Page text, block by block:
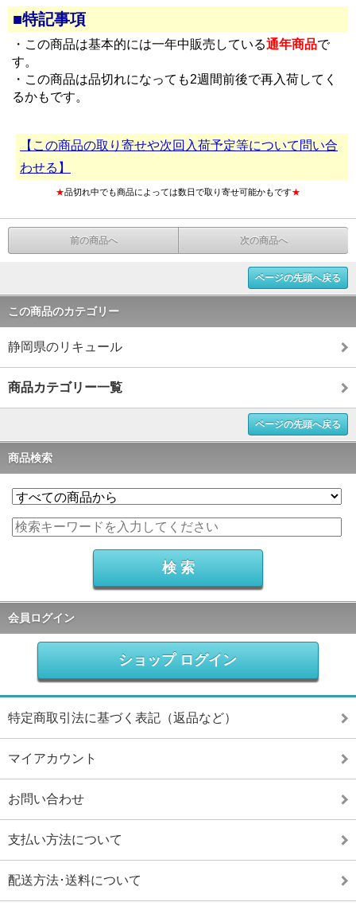
■特記事項
・この商品は基本的には一年中販売している通年商品で
す。
・この商品は品切れになっても2週間前後で再入荷してく
るかもです。
【この商品の取り寄せや次回入荷予定等について問い合
わせる】
★品切れ中でも商品によっては数日で取り寄せ可能かもです★
前の商品へ 次の商品へ
ページの先頭へ戻る
この商品のカテゴリー
静岡県のリキュール
商品カテゴリー一覧
ページの先頭へ戻る
商品検索
会員ログイン
ショップ ログイン
特定商取引法に基づく表記（返品など）
マイアカウント
お問い合わせ
支払い方法について
配送方法･送料について